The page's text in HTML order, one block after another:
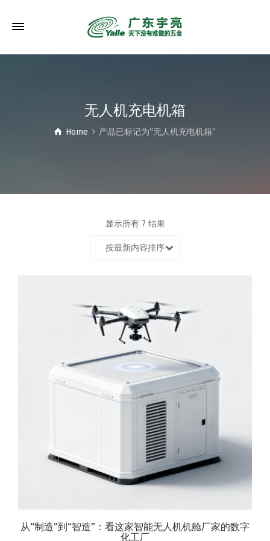
无人机充电机箱
Home 产品已标记为“无人机充电机箱”
显示所有 7 结果
按最新内容排序
从“制造”到“智造”：看这家智能无人机机舱厂家的数字
化工厂